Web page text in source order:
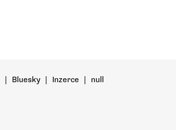
Bluesky Inzerce
null